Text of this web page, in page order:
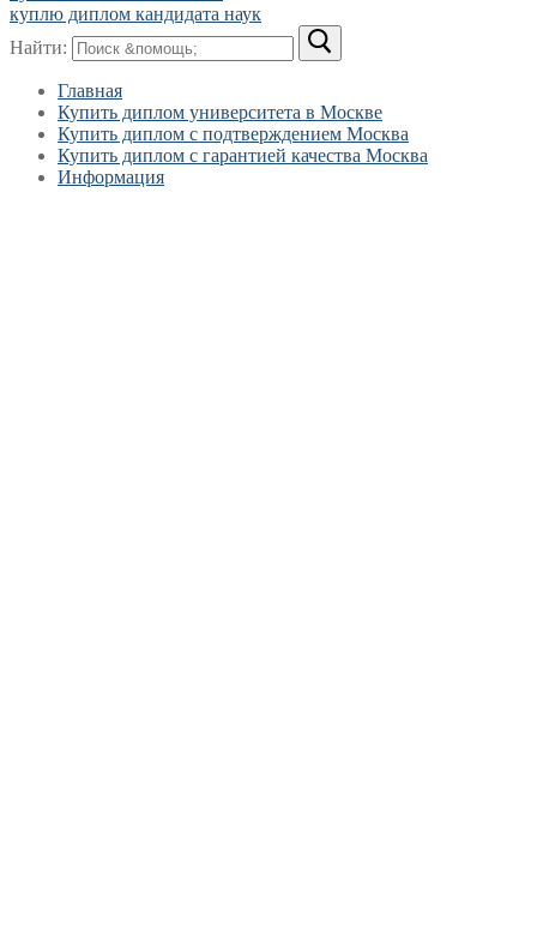
куплю диплом кандидата наук
Найти:
Главная
Купить диплом университета в Москве
Купить диплом с подтверждением Москва
Купить диплом с гарантией качества Москва
Информация